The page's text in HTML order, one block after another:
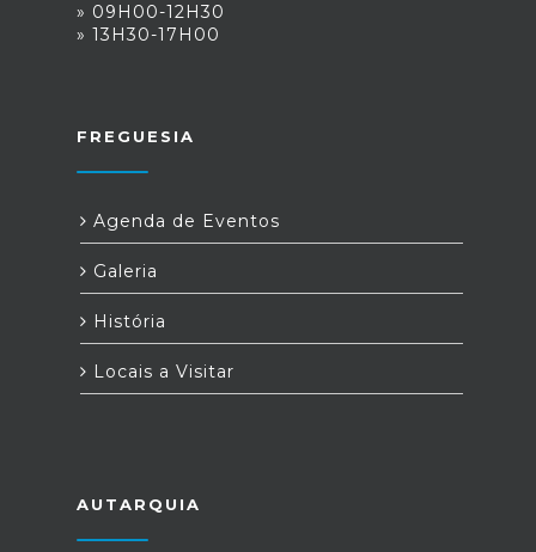
» 09H00-12H30
» 13H30-17H00
FREGUESIA
Agenda de Eventos
Galeria
História
Locais a Visitar
AUTARQUIA